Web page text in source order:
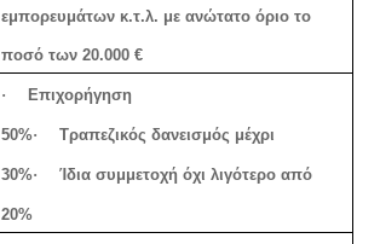
εμπορευμάτων κ.τ.λ. με ανώτατο όριο το
ποσό των 20.000 €
· Επιχορήγηση
50%· Τραπεζικός δανεισμός μέχρι
30%· Ίδια συμμετοχή όχι λιγότερο από
20%